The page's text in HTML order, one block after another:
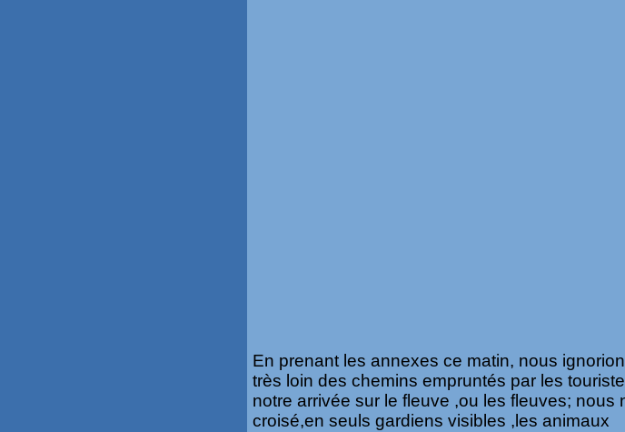
En prenant les annexes ce matin, nous
très loin des chemins empruntés par les
notre arrivée sur le fleuve ,ou les fleuves; nous
croisé,en seuls gardiens visibles ,les animaux